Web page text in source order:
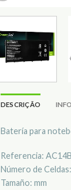
DESCRIÇÃO
Batería para
Referencia:
Número de
Tamaño: mm